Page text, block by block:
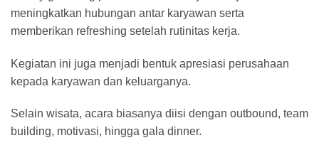
meningkatkan hubungan antar karyawan serta
memberikan refreshing setelah rutinitas kerja.
Kegiatan ini juga menjadi bentuk apresiasi perusahaan
kepada karyawan dan keluarganya.
Selain wisata, acara biasanya diisi dengan outbound, team
building, motivasi, hingga gala dinner.